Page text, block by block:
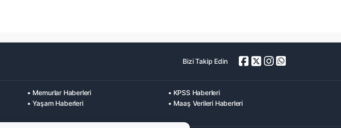
Bizi Takip Edin
• Memurlar Haberleri
• KPSS Haberleri
• Yaşam Haberleri
• Maaş Verileri Haberleri